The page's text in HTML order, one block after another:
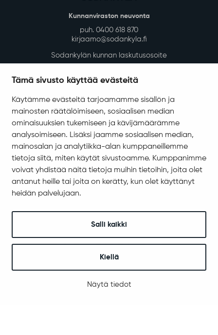
Tämä sivusto käyttää evästeitä
Käytämme evästeitä tarjoamamme sisällön ja
mainosten räätälöimiseen, sosiaalisen median
ominaisuuksien tukemiseen ja kävijämäärämme
analysoimiseen. Lisäksi jaamme sosiaalisen median,
mainosalan ja analytiikka-alan kumppaneillemme
tietoja siitä, miten käytät sivustoamme. Kumppanimme
voivat yhdistää näitä tietoja muihin tietoihin, joita olet
antanut heille tai joita on kerätty, kun olet käyttänyt
heidän palvelujaan.
Salli kaikki
Kiellä
Näytä tiedot
Kunnanviraston neuvonta
puh. 0400 618 870
kirjaamo@sodankyla.fi
Sodankylän kunnan laskutusosoite
Asiakirjajulkisuuskuvaus
Evästeiden hallinta
Yhteystiedot
Jäämerentie 1, 99601 Sodankylä
Kaikki yhteystiedot
Henkilökunnan intranet
Seuraa meitä